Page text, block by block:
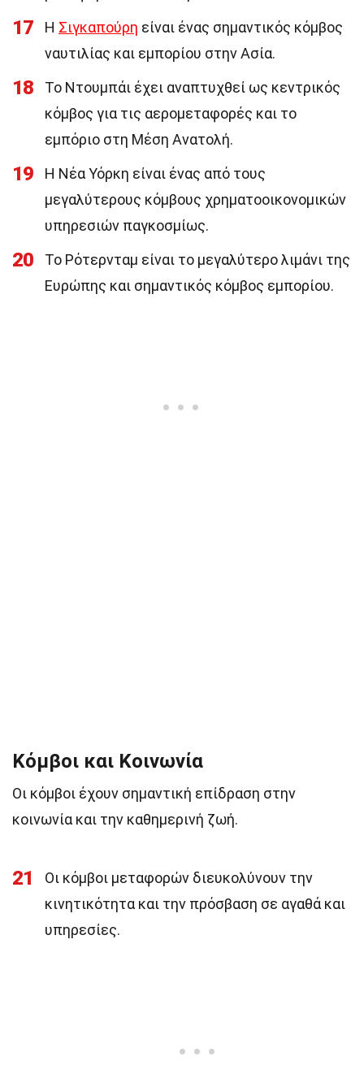
17 Η Σιγκαπούρη είναι ένας σημαντικός κόμβος
ναυτιλίας και εμπορίου στην Ασία.
18
Το Ντουμπάι έχει αναπτυχθεί ως κεντρικός
κόμβος για τις αερομεταφορές και το
εμπόριο στη Μέση Ανατολή.
19
Η Νέα Υόρκη είναι ένας από τους
μεγαλύτερους κόμβους χρηματοοικονομικών
υπηρεσιών παγκοσμίως.
20
Το Ρότερνταμ είναι το μεγαλύτερο λιμάνι της
Ευρώπης και σημαντικός κόμβος εμπορίου.
Κόμβοι και Κοινωνία
Οι κόμβοι έχουν σημαντική επίδραση στην
κοινωνία και την καθημερινή ζωή.
21
Οι κόμβοι μεταφορών διευκολύνουν την
κινητικότητα και την πρόσβαση σε αγαθά και
υπηρεσίες.